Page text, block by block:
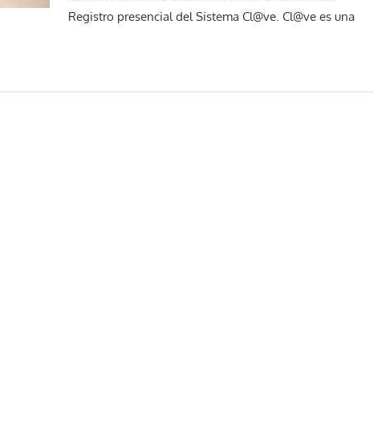
Registro presencial del Sistema Cl@ve. Cl@ve es una